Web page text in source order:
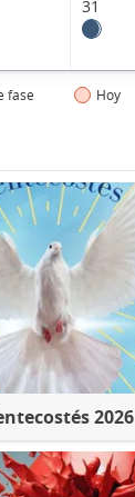
31
fase Hoy
2026